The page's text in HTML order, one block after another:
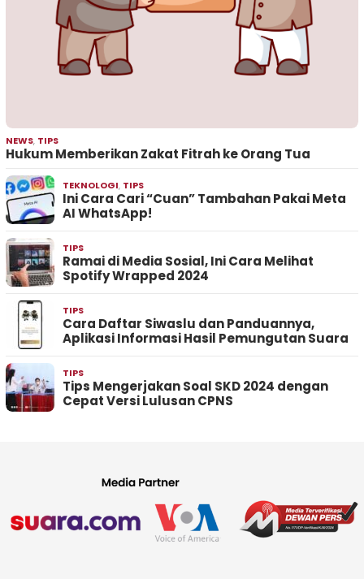
NEWS, TIPS
Hukum Memberikan Zakat Fitrah ke Orang Tua
TEKNOLOGI, TIPS
Ini Cara Cari “Cuan” Tambahan Pakai Meta
AI WhatsApp!
TIPS
Ramai di Media Sosial, Ini Cara Melihat
Spotify Wrapped 2024
TIPS
Cara Daftar Siwaslu dan Panduannya,
Aplikasi Informasi Hasil Pemungutan Suara
TIPS
Tips Mengerjakan Soal SKD 2024 dengan
Cepat Versi Lulusan CPNS